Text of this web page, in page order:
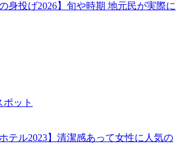
身投げ2026】旬や時期 地元民が実際に
ポット
テル2023】清潔感あって女性に人気の